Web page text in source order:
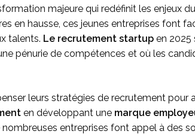
majeure qui redéfinit les enjeux
en hausse, ces jeunes entreprises font
talents. Le recrutement startup en 2025
pénurie de compétences et où les
leurs stratégies de recrutement pour
en développant une marque
nombreuses entreprises font appel à des